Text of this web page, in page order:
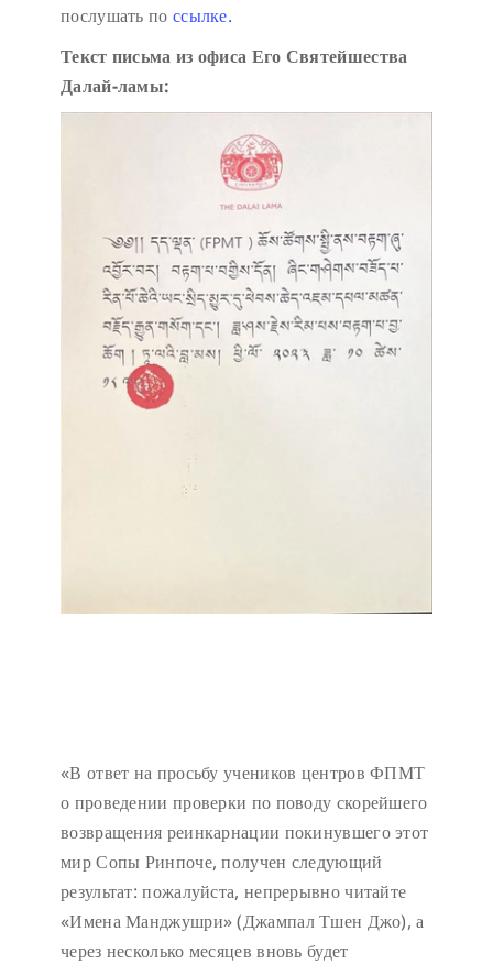
послушать по ссылке.
Текст письма из офиса Его Святейшества
Далай-ламы:
«В ответ на просьбу учеников центров ФПМТ
о проведении проверки по поводу скорейшего
возвращения реинкарнации покинувшего этот
мир Сопы Ринпоче, получен следующий
результат: пожалуйста, непрерывно читайте
«Имена Манджушри» (Джампал Тшен Джо), а
через несколько месяцев вновь будет